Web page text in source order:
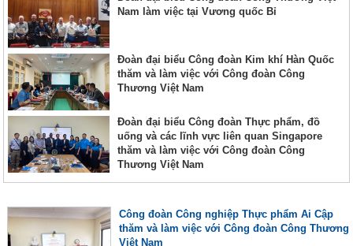
Nam làm việc tại Vương quốc Bỉ
Đoàn đại biểu Công đoàn Kim khí Hàn Quốc
thăm và làm việc với Công đoàn Công
Thương Việt Nam
Đoàn đại biểu Công đoàn Thực phẩm, đồ
uống và các lĩnh vực liên quan Singapore
thăm và làm việc với Công đoàn Công
Thương Việt Nam
Công đoàn Công nghiệp Thực phẩm Ai Cập
thăm và làm việc với Công đoàn Công Thương
Việt Nam